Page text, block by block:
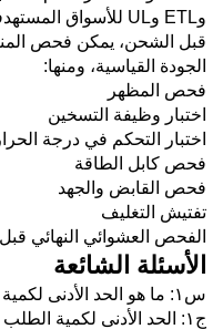
وETL وUL للأسواق المستهدفة المختلفة.
قبل الشحن، يمكن فحص
الجودة القياسية، ومنها:
فحص المظهر
اختبار وظيفة التسخين
اختبار التحكم في درجة
فحص كابل الطاقة
فحص القابض والجهد
تفتيش التغليف
الفحص العشوائي النهائي
الأسئلة الشائعة
س١: ما هو الحد الأدنى لكمية الطلب لهذا مكواة الشعر؟
ج١: الحد الأدنى لكمية الطلب هو ٥٠٠ قطعة.